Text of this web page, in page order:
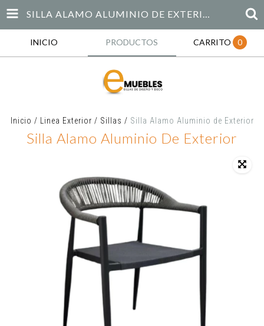
SILLA ALAMO ALUMINIO DE EXTERIOR
INICIO PRODUCTOS CARRITO 0
Inicio / Linea Exterior / Sillas / Silla Alamo Aluminio de Exterior
Silla Alamo Aluminio De Exterior